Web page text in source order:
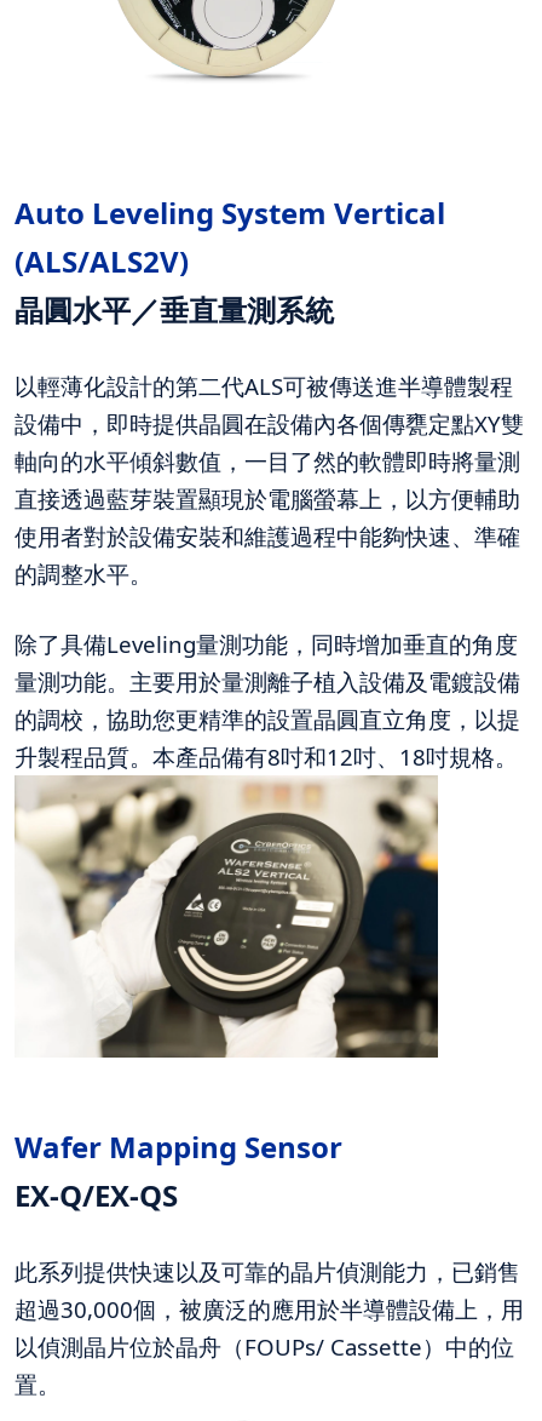
Auto Leveling System Vertical
(ALS/ALS2V)
晶圓水平／垂直量測系統
以輕薄化設計的第二代ALS可被傳送進半導體製程
設備中，即時提供晶圓在設備內各個傳甕定點XY雙
軸向的水平傾斜數值，一目了然的軟體即時將量測
直接透過藍芽裝置顯現於電腦螢幕上，以方便輔助
使用者對於設備安裝和維護過程中能夠快速、準確
的調整水平。
除了具備Leveling量測功能，同時增加垂直的角度
量測功能。主要用於量測離子植入設備及電鍍設備
的調校，協助您更精準的設置晶圓直立角度，以提
升製程品質。本產品備有8吋和12吋、18吋規格。
Wafer Mapping Sensor
EX-Q/EX-QS
此系列提供快速以及可靠的晶片偵測能力，已銷售
超過30,000個，被廣泛的應用於半導體設備上，用
以偵測晶片位於晶舟（FOUPs/ Cassette）中的位
置。